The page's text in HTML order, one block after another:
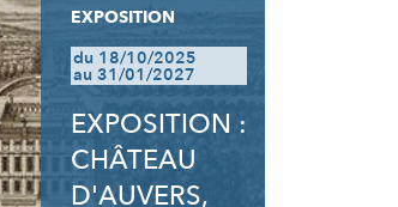
EXPOSITION
du 18/10/2025
au 31/01/2027
EXPOSITION :
CHÂTEAU
D'AUVERS,